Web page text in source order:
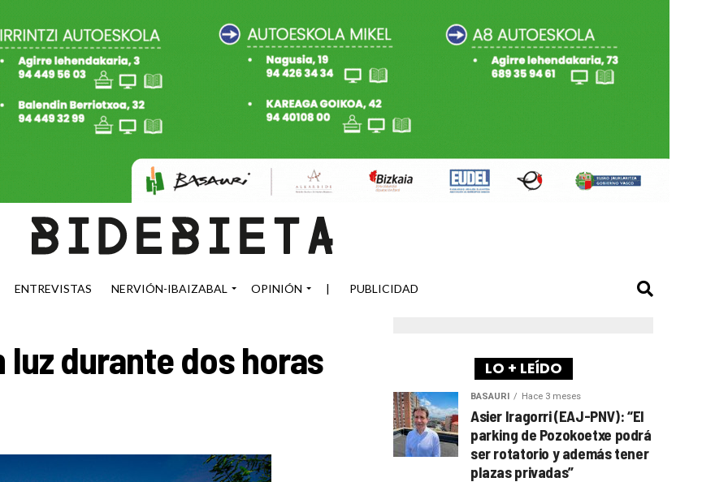
ENTREVISTAS NERVIÓN-IBAIZABAL OPINIÓN | PUBLICIDAD
luz durante dos horas LO + LEÍDO
BASAURI Hace 3 meses
Asier Iragorri (EAJ-PNV): “El
parking de Pozokoetxe podrá
ser rotatorio y además tener
plazas privadas”